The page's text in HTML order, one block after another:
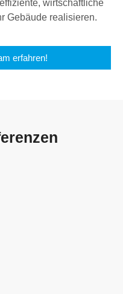
wirtschaftliche
Gebäude realisieren.
erfahren!